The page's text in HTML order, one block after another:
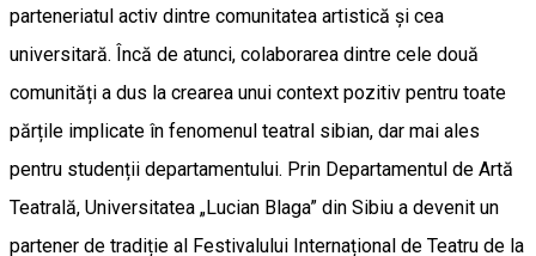
parteneriatul activ dintre comunitatea artistică și cea
universitară. Încă de atunci, colaborarea dintre cele două
comunități a dus la crearea unui context pozitiv pentru toate
părțile implicate în fenomenul teatral sibian, dar mai ales
pentru studenții departamentului. Prin Departamentul de Artă
Teatrală, Universitatea „Lucian Blaga” din Sibiu a devenit un
partener de tradiție al Festivalului Internațional de Teatru de la